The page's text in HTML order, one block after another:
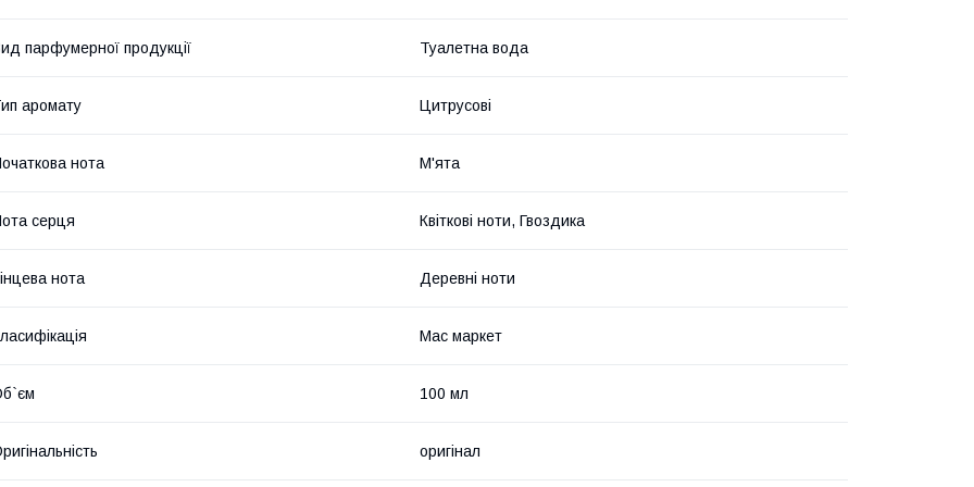
парфумерної продукції Туалетна вода
аромату Цитрусові
нота М'ята
серця Квіткові ноти, Гвоздика
нота Деревні ноти
Мас маркет
100 мл
оригінал